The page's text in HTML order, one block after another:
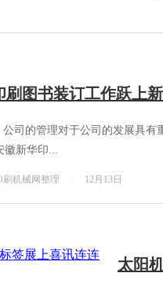
刷图书装订工作跃上
公司的管理对于公司的发展具
新华印...
机械网整理 12月13日
太阳